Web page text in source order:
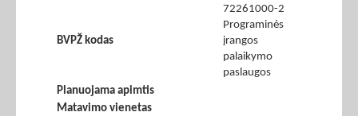
BVPŽ kodas
72261000-2
Programinės
įrangos
palaikymo
paslaugos
Planuojama apimtis
Matavimo vienetas